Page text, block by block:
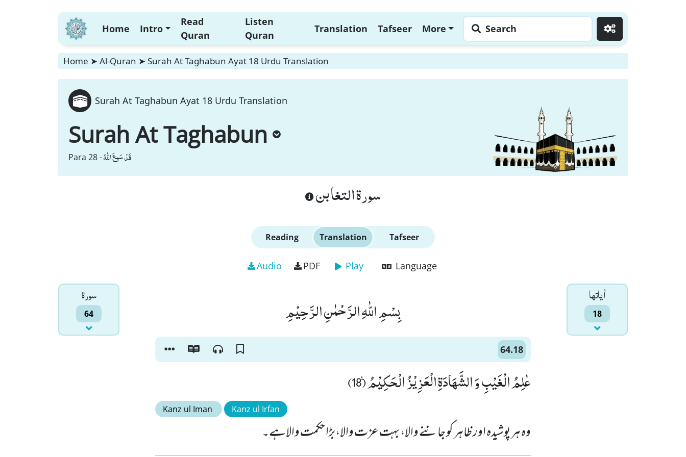
Home Intro
Read
Quran
Listen
Quran
Translation Tafseer More Search
Home ➤ Al-Quran ➤ Surah At Taghabun Ayat 18 Urdu Translation
Surah At Taghabun Ayat 18 Urdu Translation
Surah At Taghabun
Para 28 -قَدْ سَمِعَ اللّٰهُ
سورة التغابن
Reading Translation Tafseer
Audio PDF Play Language
سورۃ
64
اٰياتها
18 بِسْمِ اللّٰهِ الرَّحْمٰنِ الرَّحِیْمِ
64.18
عٰلِمُ الْغَیْبِ وَ الشَّهَادَةِ الْعَزِیْزُ الْحَكِیْمُ۠ (18)
Kanz ul Iman Kanz ul Irfan
وہ ہر پوشیدہ اور ظاہر کو جاننے والا، بہت عزت والا،بڑا حکمت والاہے۔